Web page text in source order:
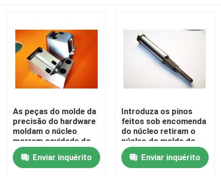
Casa
As peças do molde da
precisão do hardware
moldam o núcleo
morrem cavidade do
trabalho feito com
ferramentas
Enviar inquérito
Introduza os pinos
feitos sob encomenda
do núcleo retiram o
núcleo do molde do
dispositivo médico da
cavidadeEnviar inquérito